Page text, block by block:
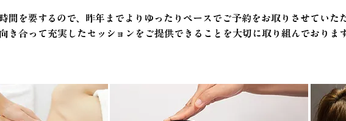
間を要するので、昨年までよりゆったりペースでご予約をお取りさせていた
き合って充実したセッションをご提供できることを大切に取り組んでおりま